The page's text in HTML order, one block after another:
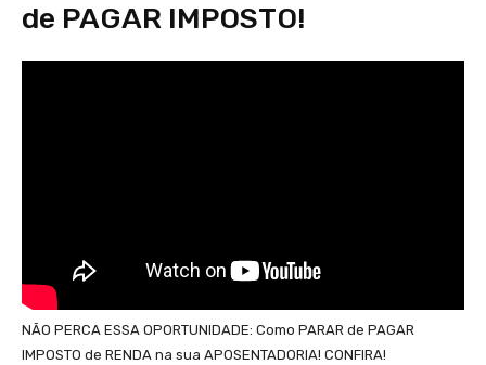
de PAGAR IMPOSTO!
NÃO PERCA ESSA OPORTUNIDADE: Como PARAR de PAGAR
IMPOSTO de RENDA na sua APOSENTADORIA! CONFIRA!